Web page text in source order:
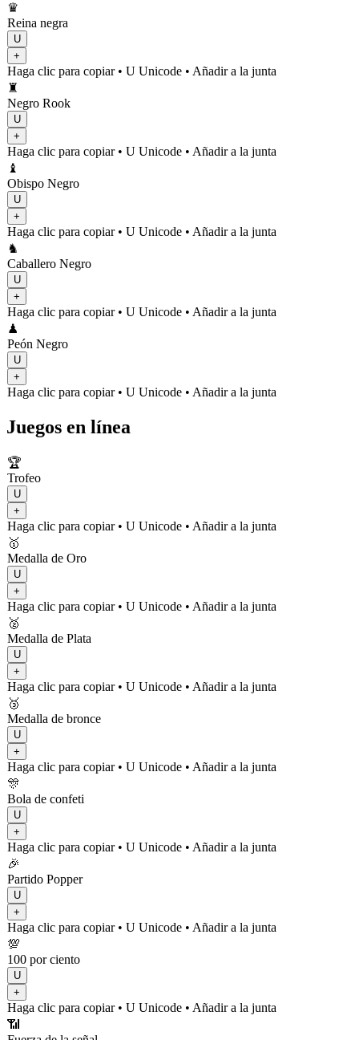
♛
Reina negra
U
+
Haga clic para copiar• U Unicode • Añadir a la junta
♜
Negro Rook
U
+
Haga clic para copiar• U Unicode • Añadir a la junta
♝
Obispo Negro
U
+
Haga clic para copiar• U Unicode • Añadir a la junta
♞
Caballero Negro
U
+
Haga clic para copiar• U Unicode • Añadir a la junta
♟
Peón Negro
U
+
Haga clic para copiar• U Unicode • Añadir a la junta
Juegos en línea
🏆
Trofeo
U
+
Haga clic para copiar• U Unicode • Añadir a la junta
🥇
Medalla de Oro
U
+
Haga clic para copiar• U Unicode • Añadir a la junta
🥈
Medalla de Plata
U
+
Haga clic para copiar• U Unicode • Añadir a la junta
🥉
Medalla de bronce
U
+
Haga clic para copiar• U Unicode • Añadir a la junta
🎊
Bola de confeti
U
+
Haga clic para copiar• U Unicode • Añadir a la junta
🎉
Partido Popper
U
+
Haga clic para copiar• U Unicode • Añadir a la junta
💯
100 por ciento
U
+
Haga clic para copiar• U Unicode • Añadir a la junta
📶